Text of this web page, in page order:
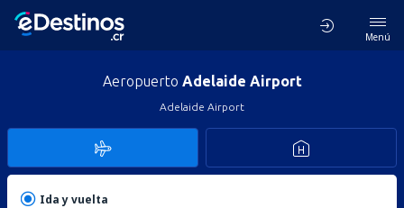
Menú
Aeropuerto Adelaide Airport
Adelaide Airport
Ida y vuelta